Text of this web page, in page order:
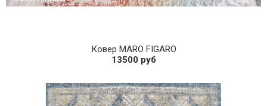
Ковер MARO FIGARO
13500 руб